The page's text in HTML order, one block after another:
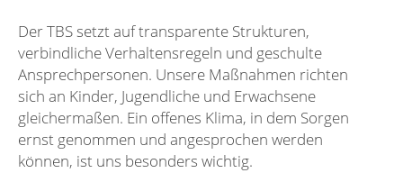
Der TBS setzt auf transparente Strukturen,
verbindliche Verhaltensregeln und geschulte
Ansprechpersonen. Unsere Maßnahmen richten
sich an Kinder, Jugendliche und Erwachsene
gleichermaßen. Ein offenes Klima, in dem Sorgen
ernst genommen und angesprochen werden
können, ist uns besonders wichtig.